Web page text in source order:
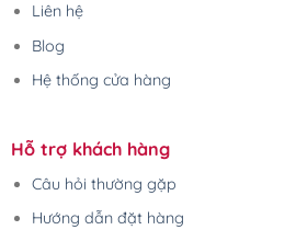
Liên hệ
Blog
Hệ thống cửa hàng
Hỗ trợ khách hàng
Câu hỏi thường gặp
Hướng dẫn đặt hàng